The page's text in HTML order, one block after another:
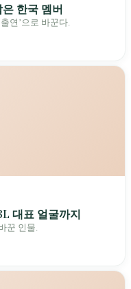
한국 멤버
연’으로 바꾼다.
대표 얼굴까지
꾼 인물.